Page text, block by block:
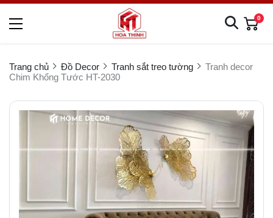
0
Trang chủ Đồ Decor Tranh sắt treo tường
Tranh decor
Chim Khổng Tước HT-2030